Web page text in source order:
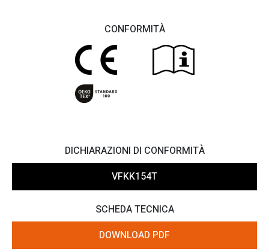
CONFORMITÀ
DICHIARAZIONI DI CONFORMITÀ
VFKK154T
SCHEDA TECNICA
DOWNLOAD PDF